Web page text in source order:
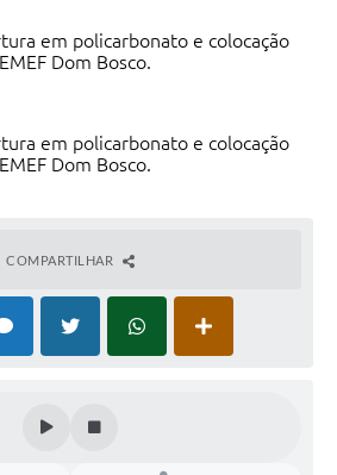
Municipal
Promoção de Igualdade Racial
em policarbonato e colocação
Dom Bosco.
em policarbonato e colocação
Dom Bosco.
COMPARTILHAR